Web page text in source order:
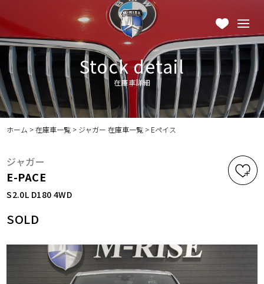
Stock detail
在庫車詳細
ホーム >在庫車一覧 > ジャガー 在庫車一覧 > Eペイス
ジャガー
E-PACE
S2.0L D180 4WD
SOLD